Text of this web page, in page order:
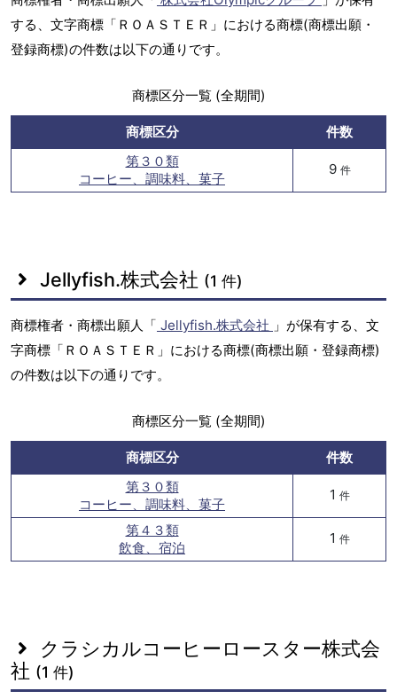
する、文字商標「ＲＯＡＳＴＥＲ」における商標(商標出願・
登録商標)の件数は以下の通りです。
商標区分一覧 (全期間)
商標区分
件数
第３０類
コーヒー、調味料、菓子
9 件
Jellyfish.株式会社 (1 件)
商標権者・商標出願人「 Jellyfish.株式会社 」が保有する、文
字商標「ＲＯＡＳＴＥＲ」における商標(商標出願・登録商標)
の件数は以下の通りです。
商標区分一覧 (全期間)
商標区分
件数
第３０類
コーヒー、調味料、菓子
1 件
第４３類
飲食、宿泊
1 件
クラシカルコーヒーロースター株式会
社 (1 件)